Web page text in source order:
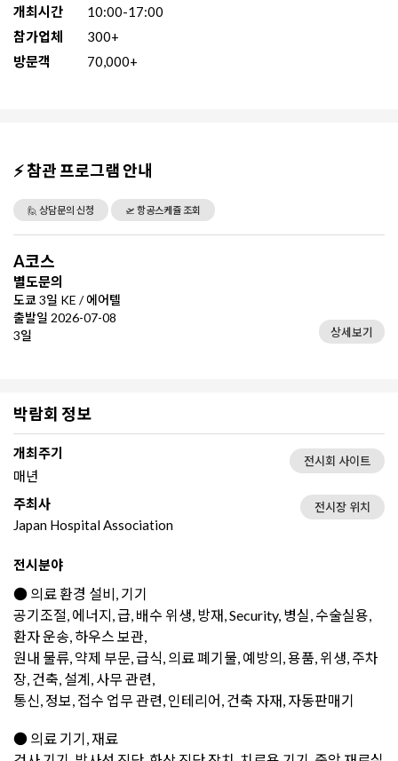
개최시간
10:00-17:00
참가업체
300+
방문객
70,000+
⚡ 참관 프로그램 안내
🙋 상담문의 신청 🛫 항공스케쥴 조회
A코스
별도문의
도쿄 3일 KE / 에어텔
출발일 2026-07-08
3일
상세보기
박람회 정보
개최주기
매년
전시회 사이트
주최사
Japan Hospital Association
전시장 위치
전시분야
● 의료 환경 설비, 기기
공기조절, 에너지, 급, 배수 위생, 방재, Security, 병실, 수술실용,
환자 운송, 하우스 보관,
원내 물류, 약제 부문, 급식, 의료 폐기물, 예방의, 용품, 위생, 주차
장, 건축, 설계, 사무 관련,
통신, 정보, 접수 업무 관련, 인테리어, 건축 자재, 자동판매기
● 의료 기기, 재료